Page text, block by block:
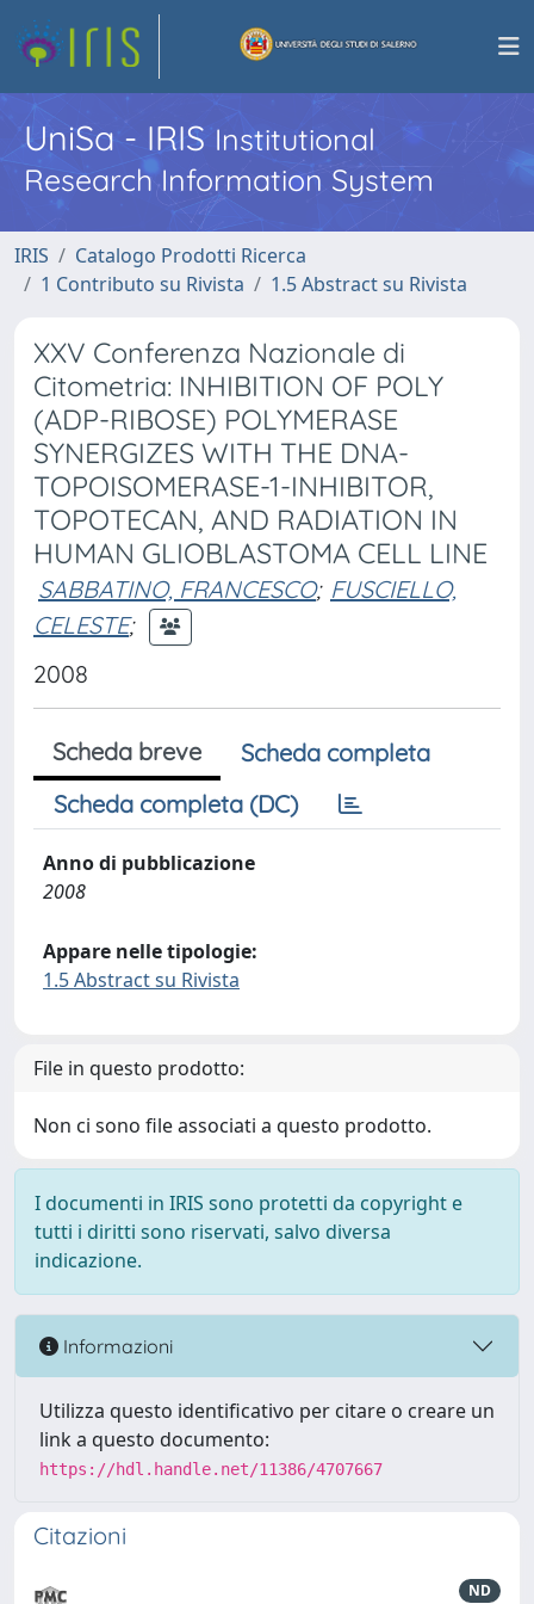
UniSa - IRISInstitutional
Research Information System
IRIS
Catalogo Prodotti Ricerca
1 Contributo su Rivista
1.5 Abstract su Rivista
XXV Conferenza Nazionale di
Citometria: INHIBITION OF POLY
(ADP-RIBOSE) POLYMERASE
SYNERGIZES WITH THE DNA-
TOPOISOMERASE-1-INHIBITOR,
TOPOTECAN, AND RADIATION IN
HUMAN GLIOBLASTOMA CELL LINE
SABBATINO, FRANCESCO; FUSCIELLO,
CELESTE;
2008
Scheda breve
Scheda completa
Scheda completa (DC)
Anno di pubblicazione
2008
Appare nelle tipologie:
1.5 Abstract su Rivista
File in questo prodotto:
Non ci sono file associati a questo prodotto.
I documenti in IRIS sono protetti da copyright e
tutti i diritti sono riservati, salvo diversa
indicazione.
Informazioni
Utilizza questo identificativo per citare o creare un
link a questo documento:
https://hdl.handle.net/11386/4707667
Citazioni
ND